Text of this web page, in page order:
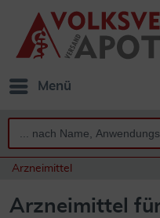
Menü
Arzneimittel
Arzneimittel